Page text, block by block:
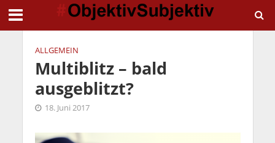
ALLGEMEIN
Multiblitz – bald
ausgeblitzt?
18. Juni 2017